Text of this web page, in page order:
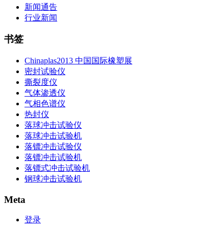
新闻通告
行业新闻
书签
Chinaplas2013 中国国际橡塑展
密封试验仪
撕裂度仪
气体渗透仪
气相色谱仪
热封仪
落球冲击试验仪
落球冲击试验机
落镖冲击试验仪
落镖冲击试验机
落镖式冲击试验机
钢球冲击试验机
Meta
登录